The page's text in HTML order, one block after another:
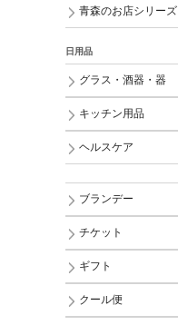
青森のお店シリーズ
日用品
グラス・酒器・器
キッチン用品
ヘルスケア
ブランデー
チケット
ギフト
クール便